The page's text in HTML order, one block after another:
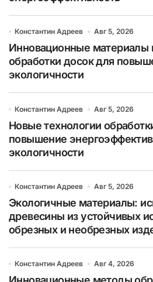
Константин Адреев Авг 5, 2026
Инновационные материалы
обработки досок для
экологичности
Константин Адреев Авг 5, 2026
Новые технологии
повышение
экологичности
Константин Адреев Авг 5, 2026
Экологичные материалы:
древесины из устойчивых
обрезных и необрезных
Константин Адреев Авг 4, 2026